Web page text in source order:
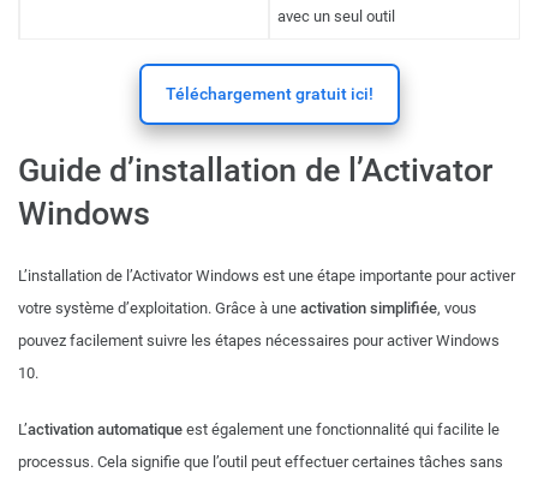
avec un seul outil
Téléchargement gratuit ici!
Guide d’installation de l’Activator
Windows
L’installation de l’Activator Windows est une étape importante pour activer
votre système d’exploitation. Grâce à une activation simplifiée, vous
pouvez facilement suivre les étapes nécessaires pour activer Windows
10.
L’activation automatique est également une fonctionnalité qui facilite le
processus. Cela signifie que l’outil peut effectuer certaines tâches sans